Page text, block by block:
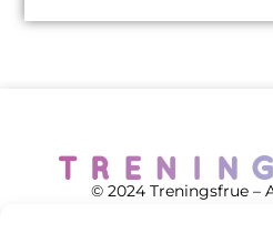
© 2024 Treningsfrue –